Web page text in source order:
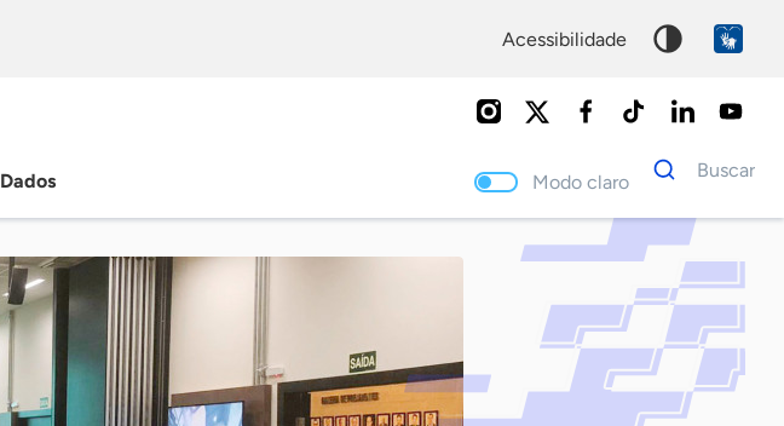
acessibilidade
Dados Modo claro
Dados
para
Buscar
Palavra
chave